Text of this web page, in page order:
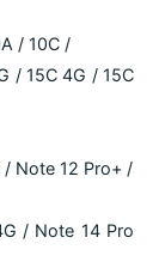
/ 10C /
/ 15C 4G / 15C
/ Note 12 Pro+ /
/ Note 14 Pro